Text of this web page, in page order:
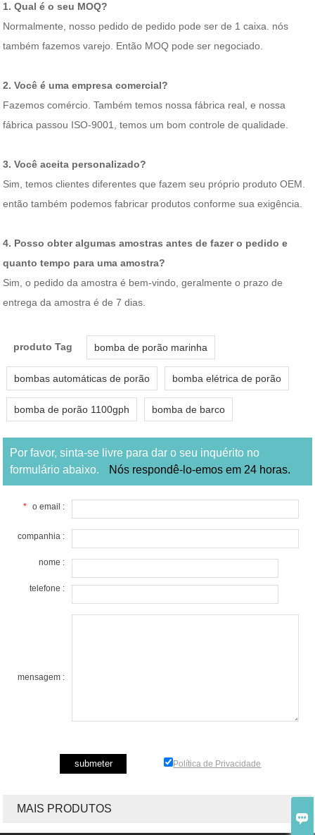

1. Qual é o seu MOQ?
Normalmente, nosso pedido de pedido pode ser de 1 caixa. nós
também fazemos varejo. Então MOQ pode ser negociado.
2. Você é uma empresa comercial?
Fazemos comércio. Também temos nossa fábrica real, e nossa
fábrica passou ISO-9001, temos um bom controle de qualidade.
3. Você aceita personalizado?
Sim, temos clientes diferentes que fazem seu próprio produto OEM.
então também podemos fabricar produtos conforme sua exigência.
4. Posso obter algumas amostras antes de fazer o pedido e
quanto tempo para uma amostra?
Sim, o pedido da amostra é bem-vindo, geralmente o prazo de
entrega da amostra é de 7 dias.
produto Tag bomba de porão marinha
bombas automáticas de porão bomba elétrica de porão
bomba de porão 1100gph bomba de barco
Por favor, sinta-se livre para dar o seu inquérito no
formulário abaixo.
Nós respondê-lo-emos em 24 horas.
* o email :
companhia :
nome :
telefone :
mensagem :
Política de Privacidade
MAIS PRODUTOS